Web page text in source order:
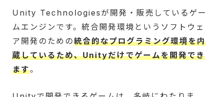
Unity Technologiesが開発・販売しているゲー
ムエンジンです。統合開発環境というソフトウェ
ア開発のための統合的なプログラミング環境を内
蔵しているため、Unityだけでゲームを開発でき
ます。